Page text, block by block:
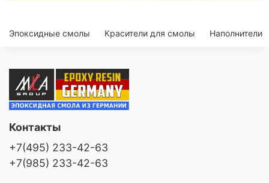
Эпоксидные смолы Красители для смолы Наполнители
Контакты
+7(495) 233-42-63
+7(985) 233-42-63